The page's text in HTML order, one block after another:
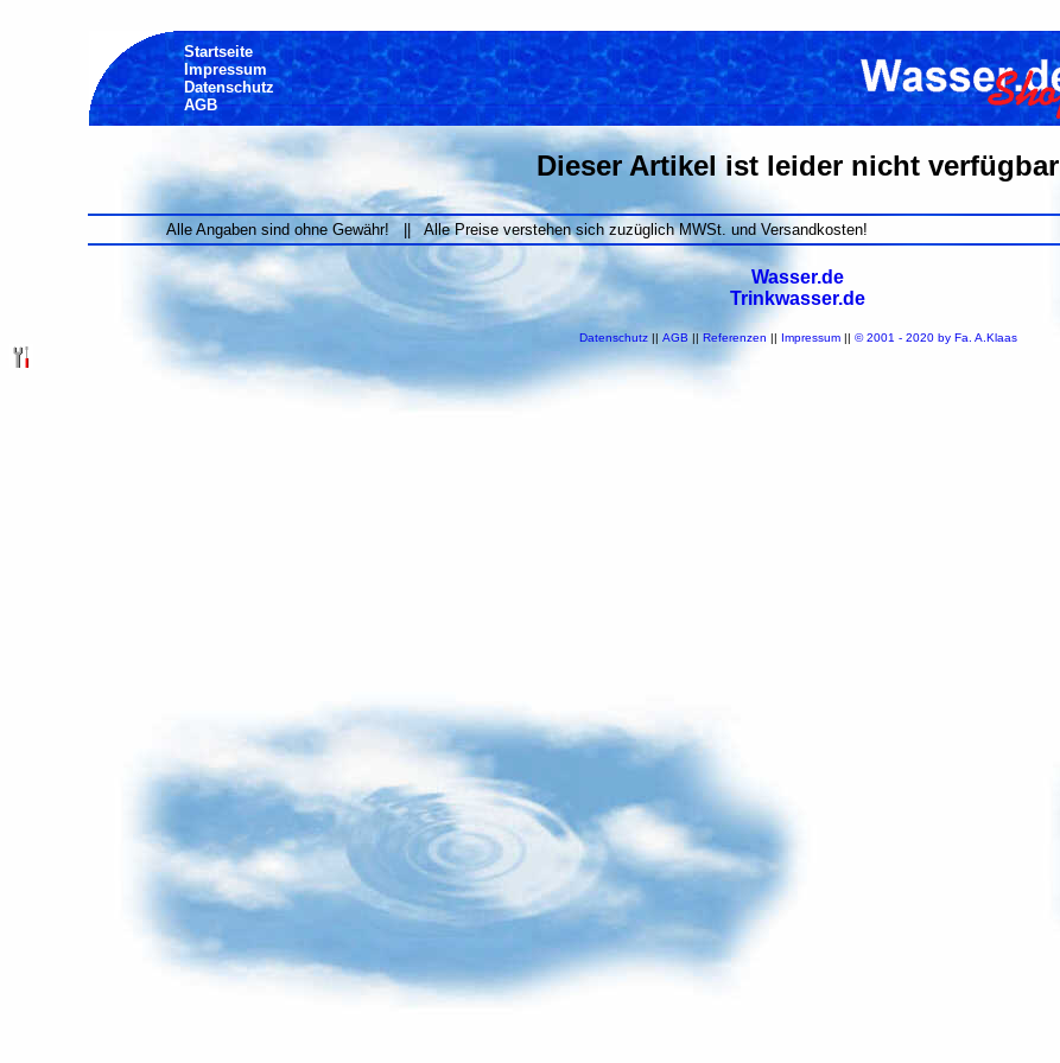
Startseite
Impressum
Datenschutz
AGB
Dieser Artikel ist leider nicht verfügbar
Alle Angaben sind ohne Gewähr! || Alle Preise verstehen sich zuzüglich MWSt. und Versandkosten!
Wasser.de
Trinkwasser.de
Datenschutz|| AGB || Referenzen || Impressum|| © 2001 - 2020 by Fa. A.Klaas